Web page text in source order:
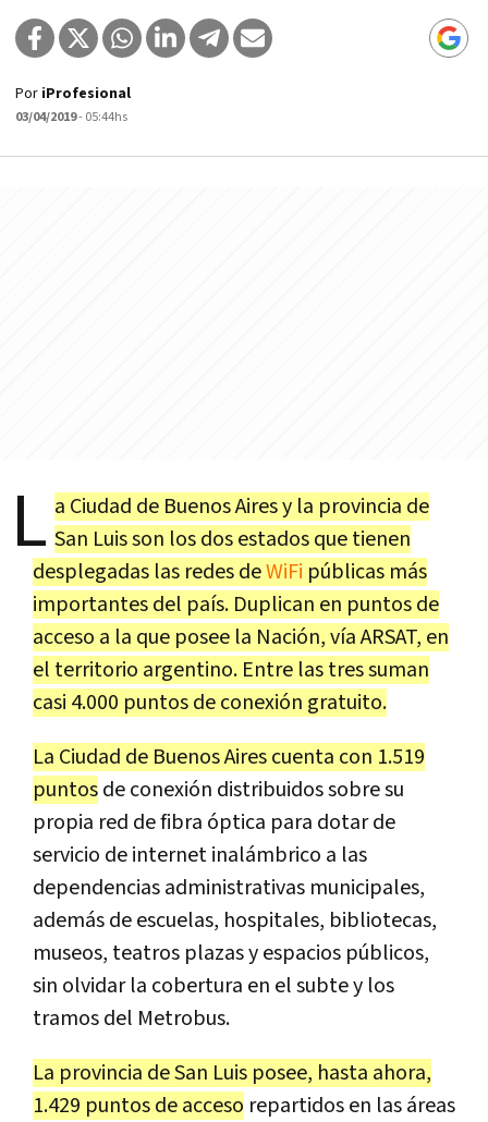
Por iProfesional
03/04/2019- 05:44hs
L a Ciudad de Buenos Aires y la provincia de
San Luis son los dos estados que tienen
desplegadas las redes deWiFi públicas más
importantes del país. Duplican en puntos de
acceso a la que posee la Nación, vía ARSAT, en
el territorio argentino. Entre las tres suman
casi 4.000 puntos de conexión gratuito.
La Ciudad de Buenos Aires cuenta con 1.519
puntosde conexión distribuidos sobre su
propia red de fibra óptica para dotar de
servicio de internet inalámbrico a las
dependencias administrativas municipales,
además de escuelas, hospitales, bibliotecas,
museos, teatros plazas y espacios públicos,
sin olvidar la cobertura en el subte y los
tramos del Metrobus.
La provincia de San Luis posee, hasta ahora,
1.429 puntos de acceso repartidos en las áreas